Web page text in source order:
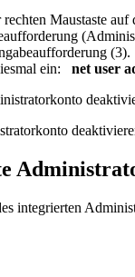
Maustaste
(3).
ein: net user
integrierten